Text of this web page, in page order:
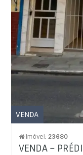
VENDA
Imóvel: 23680
VENDA –